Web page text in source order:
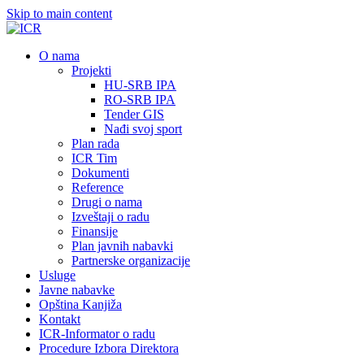
Skip to main content
О nama
Projekti
HU-SRB IPA
RO-SRB IPA
Tender GIS
Nađi svoj sport
Plan rada
ICR Tim
Dokumenti
Reference
Drugi o nama
Izveštaji o radu
Finansije
Plan javnih nabavki
Partnerske organizacije
Usluge
Javne nabavke
Opština Kanjiža
Kontakt
ICR-Informator o radu
Procedure Izbora Direktora